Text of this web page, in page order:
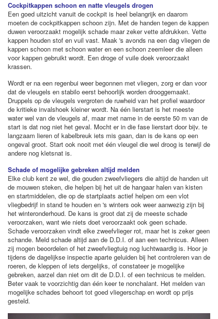
Cockpitkappen schoon en natte vleugels drogen
Een goed uitzicht vanuit de cockpit is heel belangrijk en daarom
moeten de cockpitkappen schoon zijn. Met de handen tegen de kappen
duwen veroorzaakt mogelijk schade maar zeker vette afdrukken. Vette
kappen houden stof en vuil vast. Maak 's avonds na een dag vliegen de
kappen schoon met schoon water en een schoon zeemleer die alleen
voor kappen gebruikt wordt. Een droge of vuile doek veroorzaakt
krassen.
Wordt er na een regenbui weer begonnen met vliegen, zorg er dan voor
dat de vleugels en stabilo eerst behoorlijk worden drooggemaakt.
Druppels op de vleugels vergroten de ruwheid van het profiel waardoor
de kritieke invalshoek kleiner wordt. Na één lierstart is het meeste
water wel van de vleugels af, maar met name in de eerste 50 m van de
start is dat nog niet het geval. Mocht er in die fase lierstart door bijv. te
langzaam lieren of kabelbreuk iets mis gaan, dan is de kans op een
ongeval groot. Start ook nooit met één vleugel die wel droog is terwijl de
andere nog kletsnat is.
Schade of mogelijke gebreken altijd melden
Elke club kent ze wel, die gouden zweefvliegers die altijd de handen uit
de mouwen steken, die helpen bij het uit de hangaar halen van kisten
en startmiddelen, die op de startplaats actief helpen om een vlot
vliegbedrijf in stand te houden en 's winters ook weer aanwezig zijn bij
het winteronderhoud. De kans is groot dat zij de meeste schade
veroorzaken, want wie niets doet veroorzaakt ook geen schade.
Schade veroorzaken vindt elke zweefvlieger rot, maar het is zeker geen
schande. Meld schade altijd aan de D.D.I. of aan een technicus. Alleen
zij mogen beoordelen of het zweefvliegtuig nog luchtwaardig is. Hoor je
tijdens de dagelijkse inspectie aparte geluiden bij het controleren van de
roeren, de kleppen of iets dergelijks, of constateer je mogelijke
gebreken, aarzel dan niet om dit de D.D.I. of een technicus te melden.
Beter vaak te voorzichtig dan één keer te nonchalant. Het melden van
mogelijke schades behoort tot goed vliegerschap en wordt op prijs
gesteld.